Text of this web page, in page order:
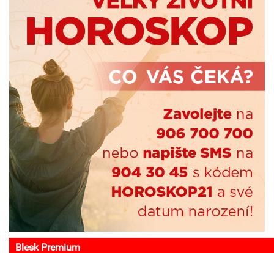
Blesk Premium